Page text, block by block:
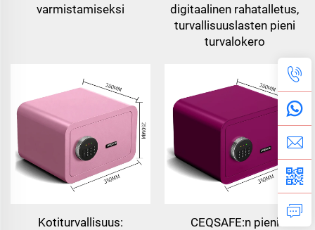
varmistamiseksi
digitaalinen rahatalletus,
turvallisuuslasten pieni
turvalokero
Kotiturvallisuus:
CEQSAFE:n pieni